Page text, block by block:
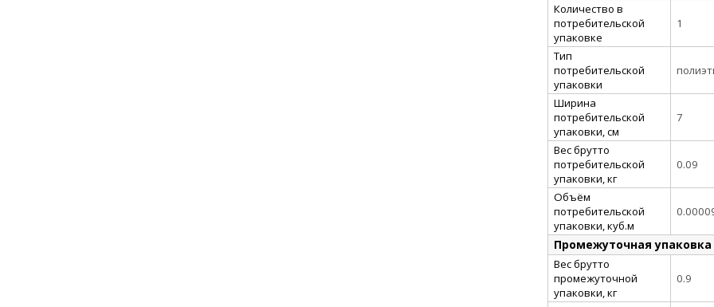
Количество в
потребительской
упаковке
1
Тип
потребительской
упаковки
Ширина
потребительской
упаковки, см
7
Вес брутто
потребительской
упаковки, кг
0.09
Объём
потребительской
упаковки, куб.м
Промежуточная упаковка
Вес брутто
промежуточной
упаковки, кг
0.9